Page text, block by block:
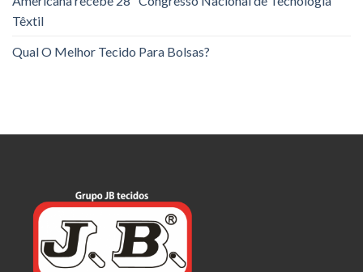
Têxtil
Qual O Melhor Tecido Para Bolsas?